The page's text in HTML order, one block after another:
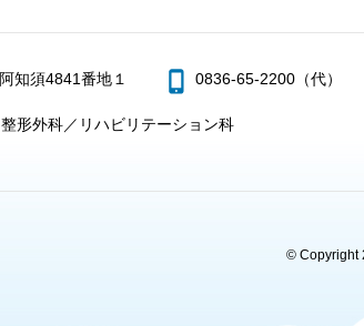
知須4841番地１ 0836-65-2200（代）
形外科／リハビリテーション科
© Copyright